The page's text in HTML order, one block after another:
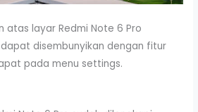
atas layar Redmi Note 6 Pro
disembunyikan dengan fitur
pada menu settings.